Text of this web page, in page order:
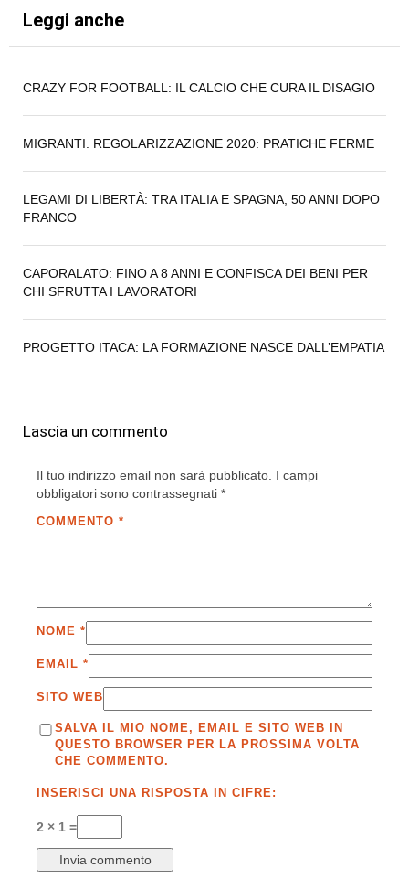
Leggi anche
CRAZY FOR FOOTBALL: IL CALCIO CHE CURA IL DISAGIO
MIGRANTI. REGOLARIZZAZIONE 2020: PRATICHE FERME
LEGAMI DI LIBERTÀ: TRA ITALIA E SPAGNA, 50 ANNI DOPO
FRANCO
CAPORALATO: FINO A 8 ANNI E CONFISCA DEI BENI PER
CHI SFRUTTA I LAVORATORI
PROGETTO ITACA: LA FORMAZIONE NASCE DALL’EMPATIA
Lascia un commento
Il tuo indirizzo email non sarà pubblicato. I campi
obbligatori sono contrassegnati *
COMMENTO *
NOME *
EMAIL *
SITO WEB
SALVA IL MIO NOME, EMAIL E SITO WEB IN
QUESTO BROWSER PER LA PROSSIMA VOLTA
CHE COMMENTO.
INSERISCI UNA RISPOSTA IN CIFRE:
2 × 1 =